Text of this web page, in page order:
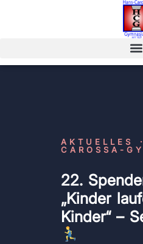
AKTUELLES
CAROSSA-
22.
„Kinder
Kinder“ –